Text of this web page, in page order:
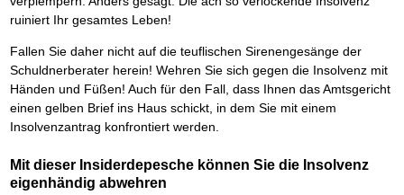
ruiniert Ihr gesamtes Leben!
Fallen Sie daher nicht auf die teuflischen Sirenengesänge der
Schuldnerberater herein! Wehren Sie sich gegen die Insolvenz mit
Händen und Füßen! Auch für den Fall, dass Ihnen das Amtsgericht
einen gelben Brief ins Haus schickt, in dem Sie mit einem
Insolvenzantrag konfrontiert werden.
Mit dieser Insiderdepesche können Sie die Insolvenz
eigenhändig abwehren